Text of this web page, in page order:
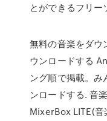
とができるフリ
無料の音楽をダウ
ウンロードする
ング順で掲載。み
ンロードする. 音
MixerBox LITE(音